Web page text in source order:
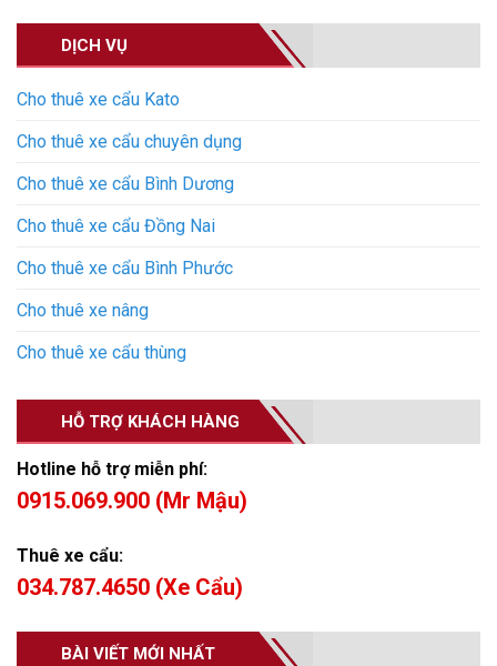
DỊCH VỤ
Cho thuê xe cẩu Kato
Cho thuê xe cẩu chuyên dụng
Cho thuê xe cẩu Bình Dương
Cho thuê xe cẩu Đồng Nai
Cho thuê xe cẩu Bình Phước
Cho thuê xe nâng
Cho thuê xe cẩu thùng
HỖ TRỢ KHÁCH HÀNG
Hotline hỗ trợ miễn phí:
0915.069.900 (Mr Mậu)
Thuê xe cẩu:
034.787.4650 (Xe Cẩu)
BÀI VIẾT MỚI NHẤT